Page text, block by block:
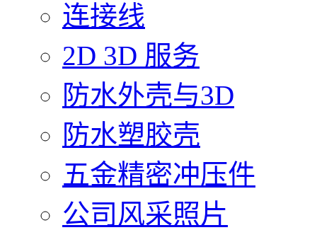
连接线
2D 3D 服务
防水外壳与3D
防水塑胶壳
五金精密冲压件
公司风采照片